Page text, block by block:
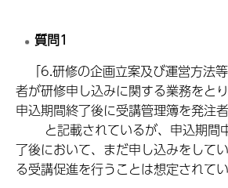
質問1
「6.研修の企画立案及び運営方法
者が研修申し込みに関する業務をと
申込期間終了後に受講管理簿を発注
と記載されているが、申込期間
了後において、まだ申し込みをして
る受講促進を行うことは想定されてい